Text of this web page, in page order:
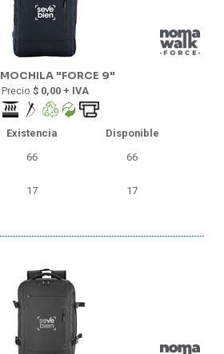
MOCHILA "FORCE 9"
Precio $ 0,00 + IVA
Existencia
Disponible
66
66
17 17